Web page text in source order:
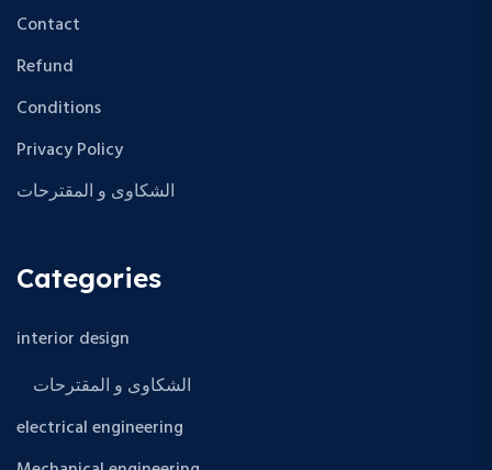
Contact
Refund
Conditions
Privacy Policy
الشكاوى و المقترحات
Categories
interior design
الشكاوى و المقترحات
electrical engineering